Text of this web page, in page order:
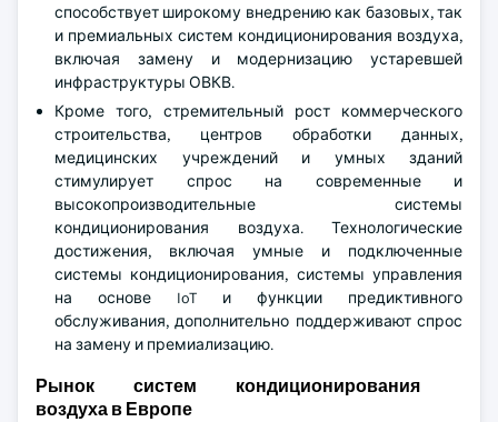
способствует широкому внедрению как базовых, так
и премиальных систем кондиционирования воздуха,
включая замену и модернизацию устаревшей
инфраструктуры ОВКВ.
Кроме того, стремительный рост коммерческого
строительства, центров обработки данных,
медицинских учреждений и умных зданий
стимулирует спрос на современные и
высокопроизводительные системы
кондиционирования воздуха. Технологические
достижения, включая умные и подключенные
системы кондиционирования, системы управления
на основе IoT и функции предиктивного
обслуживания, дополнительно поддерживают спрос
на замену и премиализацию.
Рынок систем кондиционирования
воздуха в Европе